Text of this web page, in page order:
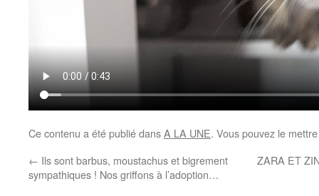
Ce contenu a été publié dansA LA UNE. Vous pouvez le
← Ils sont barbus, moustachus et bigrement
sympathiques ! Nos griffons à l’adoption…
ZARA ET